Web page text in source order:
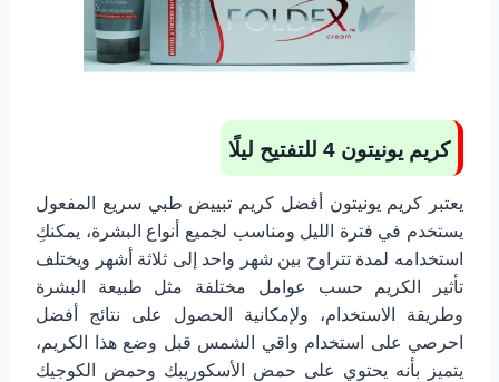
كريم يونيتون 4 للتفتيح ليلًا
يعتبر كريم يونيتون أفضل كريم تبييض طبي سريع المفعول
يستخدم في فترة الليل ومناسب لجميع أنواع البشرة، يمكنكِ
استخدامه لمدة تتراوح بين شهر واحد إلى ثلاثة أشهر ويختلف
تأثير الكريم حسب عوامل مختلفة مثل طبيعة البشرة
وطريقة الاستخدام، ولإمكانية الحصول على نتائج أفضل
احرصي على استخدام واقي الشمس قبل وضع هذا الكريم،
يتميز بأنه يحتوي على حمض الأسكوريبك وحمض الكوجيك